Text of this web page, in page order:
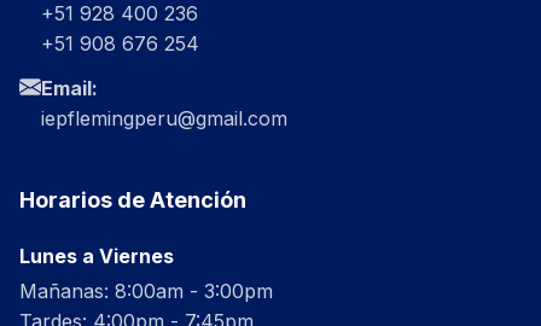
+51 928 400 236
+51 908 676 254
Email:
iepflemingperu@gmail.com
Horarios de Atención
Lunes a Viernes
Mañanas: 8:00am - 3:00pm